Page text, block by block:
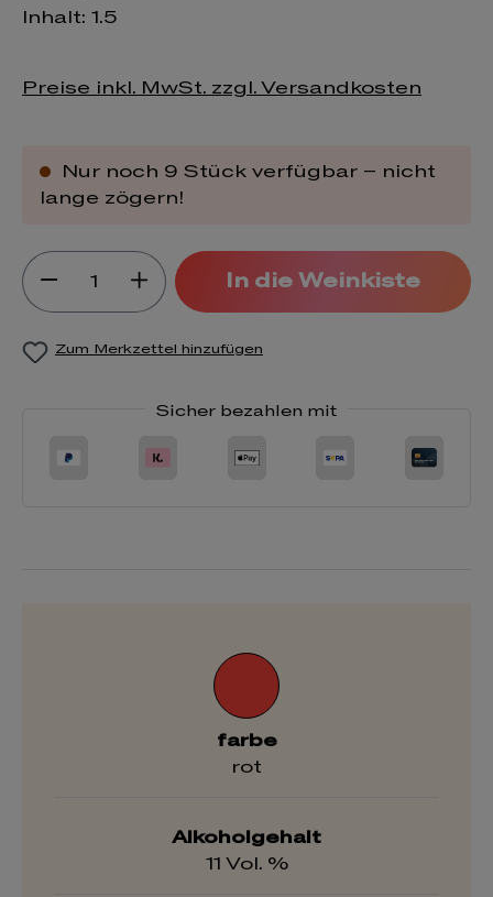
Inhalt: 1.5
Preise inkl. MwSt. zzgl. Versandkosten
Nur noch 9 Stück verfügbar – nicht
lange zögern!
Produkt Anzahl: Gib den
In die Weinkiste
Zum Merkzettel hinzufügen
Sicher bezahlen mit
farbe
rot
Alkoholgehalt
11 Vol. %